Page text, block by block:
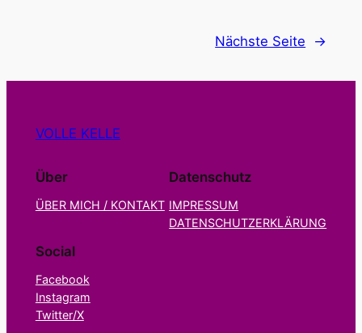
Nächste Seite →
VOLLE KELLE
Über
ÜBER MICH / KONTAKT
Datenschutz
IMPRESSUM
DATENSCHUTZERKLÄRUNG
Social
Facebook
Instagram
Twitter/X